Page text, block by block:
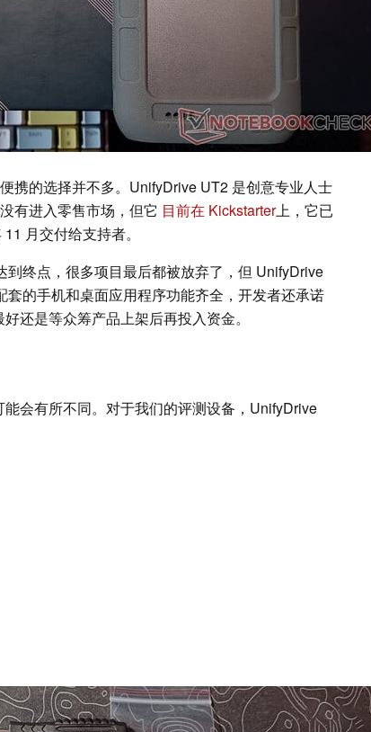
携的选择并不多。UnifyDrive UT2 是创意专业人士
有进入零售市场，但它 目前在 Kickstarter上，它已
月交付给支持者。
终点，很多项目最后都被放弃了，但 UnifyDrive
的手机和桌面应用程序功能齐全，开发者还承诺
还是等众筹产品上架后再投入资金。
会有所不同。对于我们的评测设备，UnifyDrive